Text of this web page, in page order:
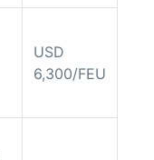
USD
6,300/FEU